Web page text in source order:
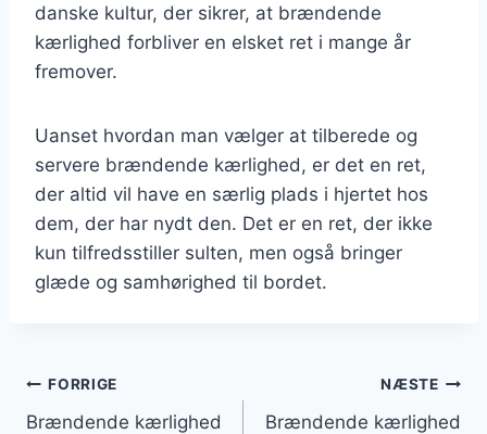
danske kultur, der sikrer, at brændende
kærlighed forbliver en elsket ret i mange år
fremover.
Uanset hvordan man vælger at tilberede og
servere brændende kærlighed, er det en ret,
der altid vil have en særlig plads i hjertet hos
dem, der har nydt den. Det er en ret, der ikke
kun tilfredsstiller sulten, men også bringer
glæde og samhørighed til bordet.
Indlægsnavigation
FORRIGE
Brændende kærlighed
NÆSTE
Brændende kærlighed